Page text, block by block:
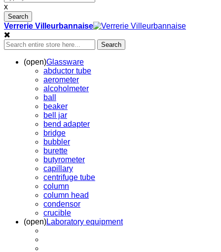
x
Search
Verrerie Villeurbannaise
Search
(open)Glassware
abductor tube
aerometer
alcoholmeter
ball
beaker
bell jar
bend adapter
bridge
bubbler
burette
butyrometer
capillary
centrifuge tube
column
column head
condensor
crucible
(open)Laboratory equipment